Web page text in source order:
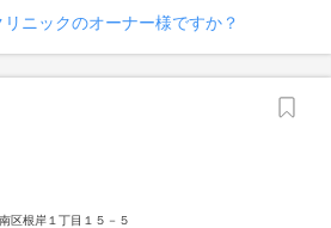
ニックのオーナー様ですか？
区根岸１丁目１５－５